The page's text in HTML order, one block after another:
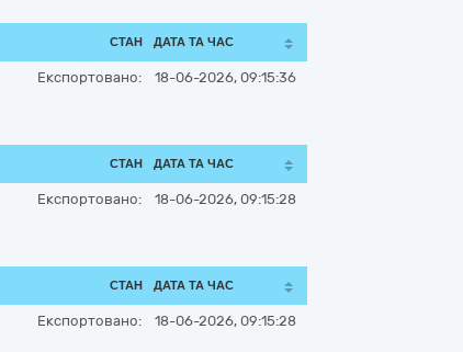
СТАН ДАТА ТА ЧАС
Експортовано: 18-06-2026, 09:15:36
СТАН ДАТА ТА ЧАС
Експортовано: 18-06-2026, 09:15:28
СТАН ДАТА ТА ЧАС
Експортовано: 18-06-2026, 09:15:28